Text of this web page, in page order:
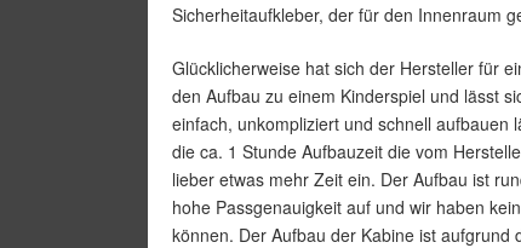
Sicherheitaufkleber, der für den Innenraum
Glücklicherweise hat sich der Hersteller für
den Aufbau zu einem Kinderspiel und lässt
einfach, unkompliziert und schnell aufbauen
die ca. 1 Stunde Aufbauzeit die vom
lieber etwas mehr Zeit ein. Der Aufbau ist
hohe Passgenauigkeit auf und wir haben
können. Der Aufbau der Kabine ist